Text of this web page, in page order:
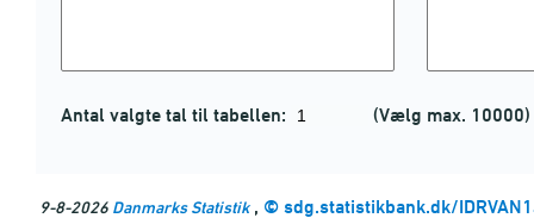
Antal valgte tal til tabellen: (Vælg max. 10000)
9-8-2026 Danmarks Statistik, © sdg.statistikbank.dk/